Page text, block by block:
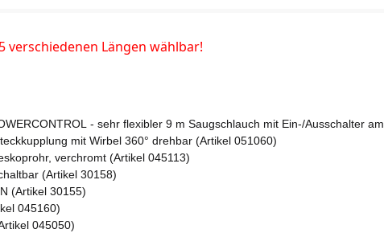
verschiedenen Längen wählbar!
- sehr flexibler 9 m Saugschlauch mit Ein-/Ausschalter am
mit Wirbel 360° drehbar (Artikel 051060)
verchromt (Artikel 045113)
(Artikel 30158)
(Artikel 30155)
045160)
045050)